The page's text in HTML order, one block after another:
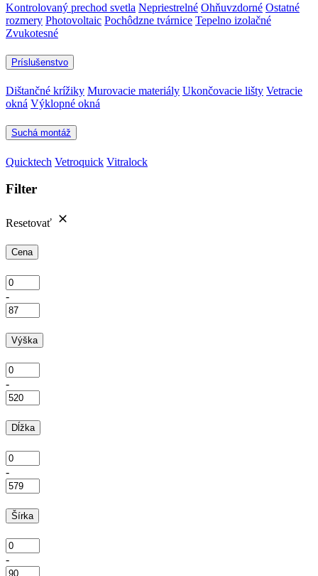
Kontrolovaný prechod svetla Nepriestrelné Ohňuvzdorné Ostatné
rozmery Photovoltaic Pochôdzne tvárnice Tepelno izolačné
Zvukotesné
Príslušenstvo
Dištančné krížiky Murovacie materiály Ukončovacie lišty Vetracie
okná Výklopné okná
Suchá montáž
Quicktech Vetroquick Vitralock
Filter
Resetovať
Cena
-
Výška
-
Dĺžka
-
Šírka
-